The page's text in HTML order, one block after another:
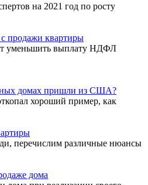
на 2021 год по росту
продажи квартиры
уменьшить выплату НДФЛ
домах пришли из США?
хороший пример, как
перечислим различные нюансы
дома